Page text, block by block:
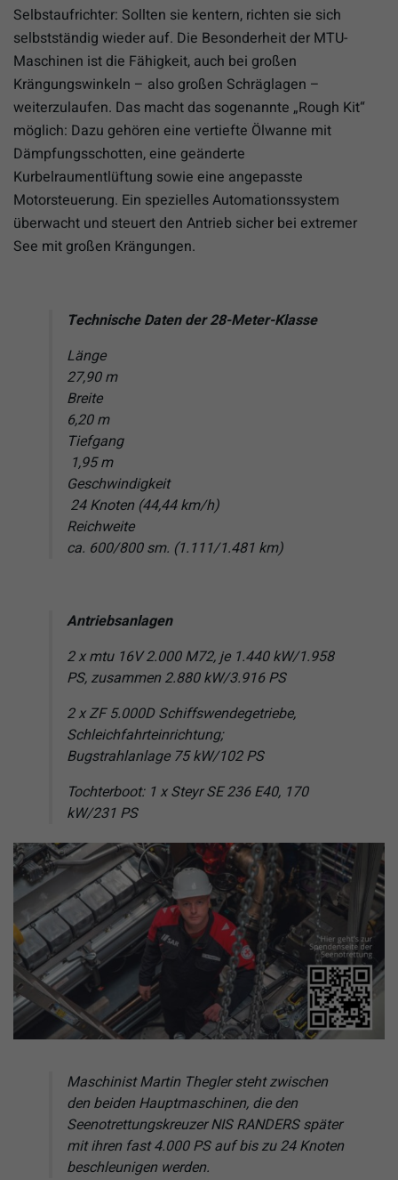
Selbstaufrichter: Sollten sie kentern, richten sie sich
selbstständig wieder auf. Die Besonderheit der MTU-
Maschinen ist die Fähigkeit, auch bei großen
Krängungswinkeln – also großen Schräglagen –
weiterzulaufen. Das macht das sogenannte „Rough Kit“
möglich: Dazu gehören eine vertiefte Ölwanne mit
Dämpfungsschotten, eine geänderte
Kurbelraumentlüftung sowie eine angepasste
Motorsteuerung. Ein spezielles Automationssystem
überwacht und steuert den Antrieb sicher bei extremer
See mit großen Krängungen.
Technische Daten der 28-Meter-Klasse
Länge
27,90 m
Breite
6,20 m
Tiefgang
1,95 m
Geschwindigkeit
24 Knoten (44,44 km/h)
Reichweite
ca. 600/800 sm. (1.111/1.481 km)
Antriebsanlagen
2 x mtu 16V 2.000 M72, je 1.440 kW/1.958
PS, zusammen 2.880 kW/3.916 PS
2 x ZF 5.000D Schiffswendegetriebe,
Schleichfahrteinrichtung;
Bugstrahlanlage 75 kW/102 PS
Tochterboot: 1 x Steyr SE 236 E40, 170
kW/231 PS
Maschinist Martin Thegler steht zwischen
den beiden Hauptmaschinen, die den
Seenotrettungskreuzer NIS RANDERS später
mit ihren fast 4.000 PS auf bis zu 24 Knoten
beschleunigen werden.